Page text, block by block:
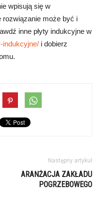
wpisują się w
rozwiązanie może być i
inne płyty indukcyjne w
indukcyjne/ i dobierz
Następny artykuł
ARANŻACJA ZAKŁADU
POGRZEBOWEGO